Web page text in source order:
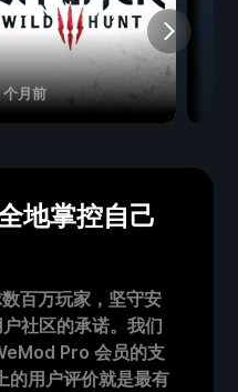
个月前
地掌控自己
百万玩家，坚守安
社区的承诺。我们
Pro 会员的支
的用户评价就是最有